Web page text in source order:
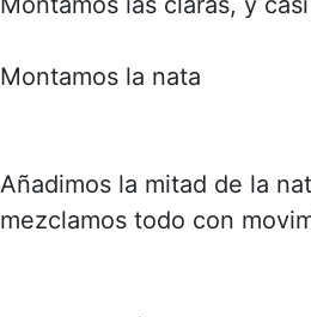
Montamos la nata
Añadimos la mitad de la
mezclamos todo con